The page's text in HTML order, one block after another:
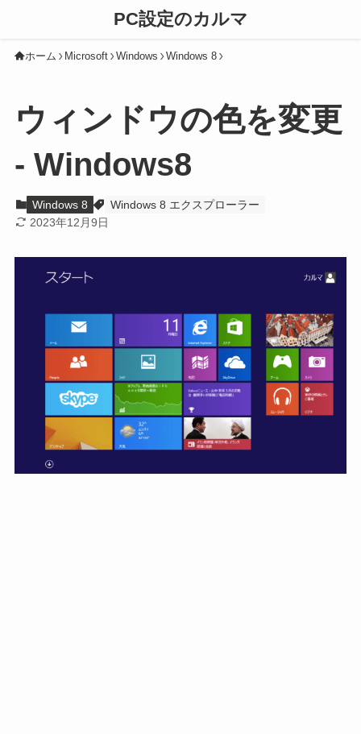
PC設定のカルマ
ホーム Microsoft Windows Windows 8
ウィンドウの色を変更
- Windows8
Windows 8
Windows 8 エクスプローラー
2023年12月9日